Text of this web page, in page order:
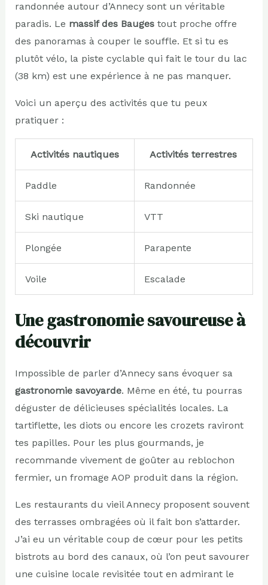
randonnée autour d’Annecy sont un véritable
paradis. Le massif des Baugestout proche offre
des panoramas à couper le souffle. Et si tu es
plutôt vélo, la piste cyclable qui fait le tour du lac
(38 km) est une expérience à ne pas manquer.
Voici un aperçu des activités que tu peux
pratiquer :
Activités nautiques Activités terrestres
Paddle Randonnée
Ski nautique VTT
Plongée Parapente
Voile Escalade
Une gastronomie savoureuse à
découvrir
Impossible de parler d’Annecy sans évoquer sa
gastronomie savoyarde. Même en été, tu pourras
déguster de délicieuses spécialités locales. La
tartiflette, les diots ou encore les crozets raviront
tes papilles. Pour les plus gourmands, je
recommande vivement de goûter au reblochon
fermier, un fromage AOP produit dans la région.
Les restaurants du vieil Annecy proposent souvent
des terrasses ombragées où il fait bon s’attarder.
J’ai eu un véritable coup de cœur pour les petits
bistrots au bord des canaux, où l’on peut savourer
une cuisine locale revisitée tout en admirant le